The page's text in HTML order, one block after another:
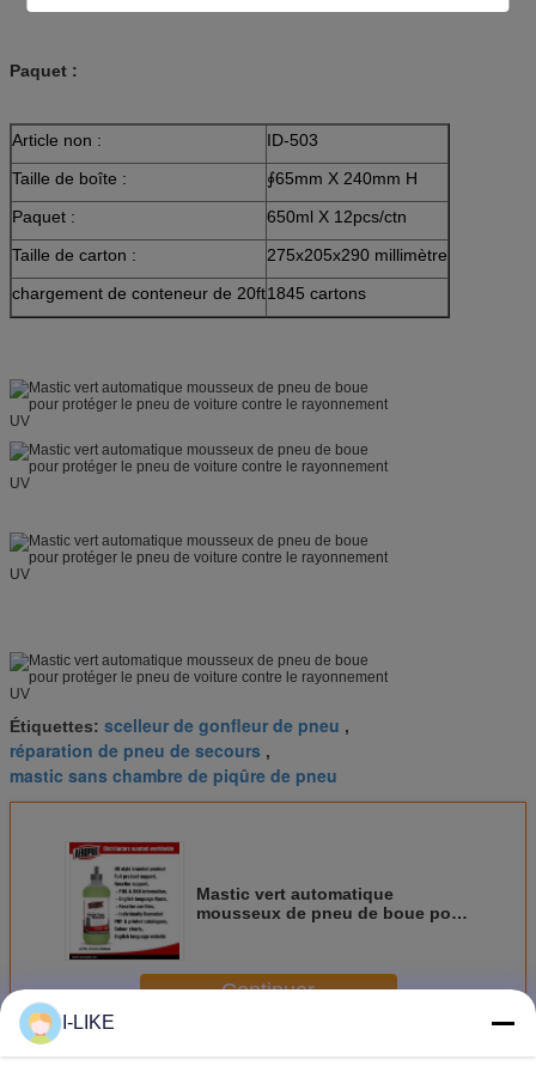
Paquet :
Article non :
ID-503
Taille de boîte :
∮65mm X 240mm H
Paquet :
650ml X 12pcs/ctn
Taille de carton :
275x205x290 millimètre
chargement de conteneur de 20ft1845 cartons
Étiquettes: scelleur de gonfleur de pneu ,
réparation de pneu de secours ,
mastic sans chambre de piqûre de pneu
Mastic vert automatique
mousseux de pneu de boue pour
Continuer
PlusRéparation de pneu de secours
I-LIKE